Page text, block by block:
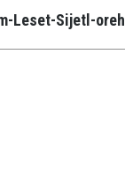
Leset-Sijetl-oreh